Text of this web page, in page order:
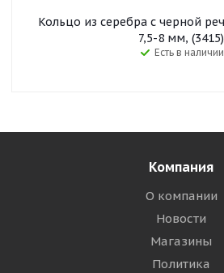
Кольцо из серебра с черной
7,5-8 мм, (3415)
Есть в наличии
Компания
О компании
Новости
Магазины
Политика